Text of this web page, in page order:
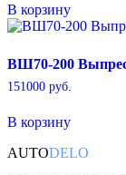
В корзину
ВШ70-200
151000 руб.
В корзину
AUTODELO